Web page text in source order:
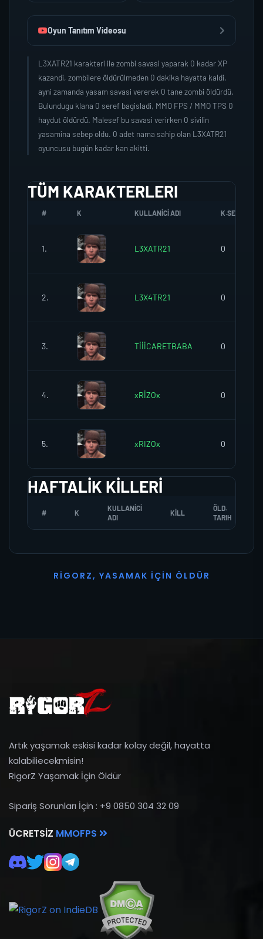
Oyun Tanıtım Videosu
L3XATR21 karakteri ile zombi savasi yaparak 0 kadar XP
kazandi, zombilere öldürülmeden 0 dakika hayatta kaldi,
ayni zamanda yasam savasi vererek 0 tane zombi öldürdü.
Bulundugu klana 0 seref bagisladi, MMO FPS / MMO TPS 0
haydut öldürdü. Malesef bu savasi verirken 0 sivilin
yasamina sebep oldu. 0 adet nama sahip olan L3XATR21
oyuncusu bugün kadar kan akitti.
TÜM KARAKTERLERI
# K KULLANICI ADI K.SEREFI
1. L3XATR21 0
2. L3X4TR21 0
3. TİİİCARETBABA 0
4. xRİZOx 0
5. xRIZOx 0
HAFTALIK KILLERI
# K
KULLANICI
ADI
KILL
ÖLD.
TARIH
R I G O R Z, YASAMAK İ ÇI N Ö L D Ü R
Artık yaşamak eskisi kadar kolay değil, hayatta
kalabiliecekmisin!
RigorZ Yaşamak İçin Öldür
Sipariş Sorunları İçin : +9 0850 304 32 09
ÜCRETSIZ MMOFPS